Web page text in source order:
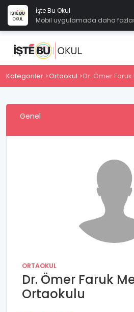
İşte Bu Okul
Mobil uygulamada daha
Kategoriler Ortaokul Dr. Ömer
Genel
ORTAOKUL
Dr. Ömer Faruk
Ortaokulu